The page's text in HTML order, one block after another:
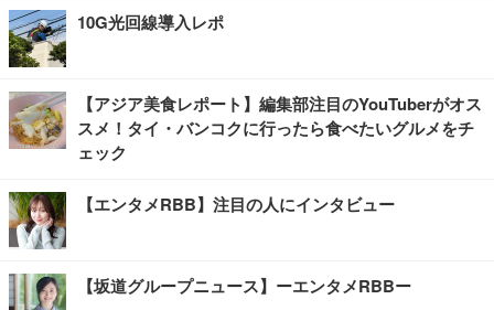
10G光回線導入レポ
【アジア美食レポート】編集部注目のYouTuberがオス
スメ！タイ・バンコクに行ったら食べたいグルメをチ
ェック
【エンタメRBB】注目の人にインタビュー
【坂道グループニュース】ーエンタメRBBー